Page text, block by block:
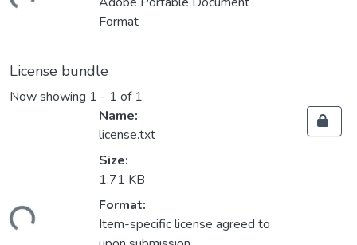
Format
License bundle
Now showing 1 - 1 of 1
Name:
license.txt
Size:
1.71 KB
Format:
Item-specific license agreed to